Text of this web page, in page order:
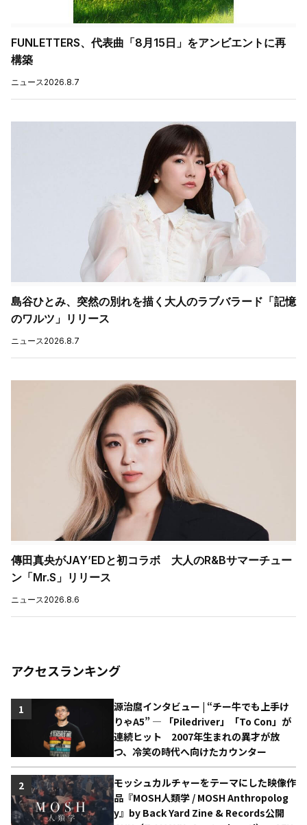
FUNLETTERS、代表曲「8月15日」をアンビエントに再
構築
ニュース 2026.8.7
島谷ひとみ、突然の別れを描く大人のラブバラード「記憶
のワルツ」リリース
ニュース 2026.8.7
傳田真央がJAY’EDと初コラボ 大人のR&Bサマーチュー
ン「Mr.S」リリース
ニュース 2026.8.6
アクセスランキング
源治麿インタビュー | “チー牛でも上手け
りゃA5” ― 「Piledriver」「To Con」が
連続ヒット 2007年生まれの異才が放
つ、冷笑の時代へ向けたカウンター
1
モッシュカルチャーをテーマにした映像作
品『MOSH人類学 / MOSH Anthropolog
y』by Back Yard Zine & Records公開
2